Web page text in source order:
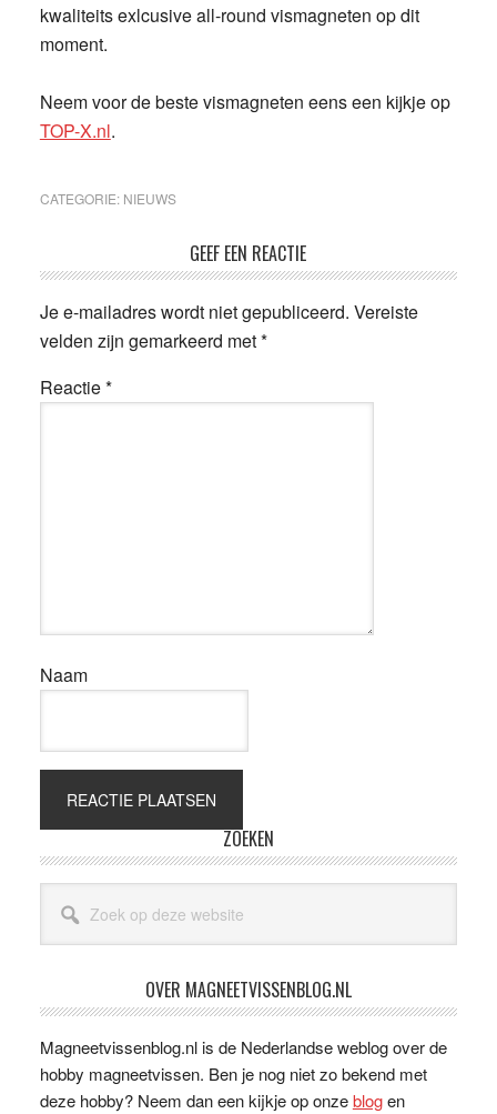
kwaliteits exlcusive all-round vismagneten op dit
moment.
Neem voor de beste vismagneten eens een kijkje op
TOP-X.nl.
CATEGORIE: NIEUWS
Interacties
GEEF EEN REACTIE
Je e-mailadres wordt niet gepubliceerd. Vereiste
velden zijn gemarkeerd met*
Reactie*
Naam
Sidebar
ZOEKEN
deze
OVER MAGNEETVISSENBLOG.NL
Magneetvissenblog.nl is de Nederlandse weblog over de
hobby magneetvissen. Ben je nog niet zo bekend met
deze hobby? Neem dan een kijkje op onzeblogen